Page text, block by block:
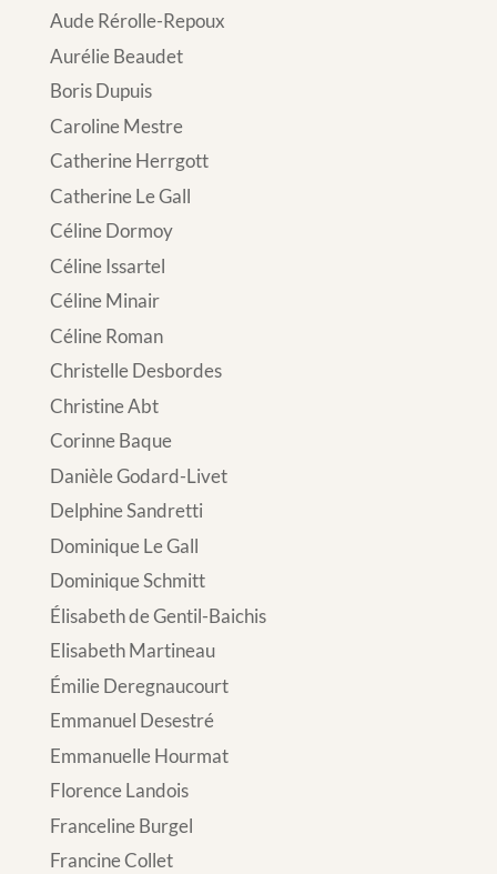
Aude Rérolle-Repoux
Aurélie Beaudet
Boris Dupuis
Caroline Mestre
Catherine Herrgott
Catherine Le Gall
Céline Dormoy
Céline Issartel
Céline Minair
Céline Roman
Christelle Desbordes
Christine Abt
Corinne Baque
Danièle Godard-Livet
Delphine Sandretti
Dominique Le Gall
Dominique Schmitt
Élisabeth de Gentil-Baichis
Elisabeth Martineau
Émilie Deregnaucourt
Emmanuel Desestré
Emmanuelle Hourmat
Florence Landois
Franceline Burgel
Francine Collet